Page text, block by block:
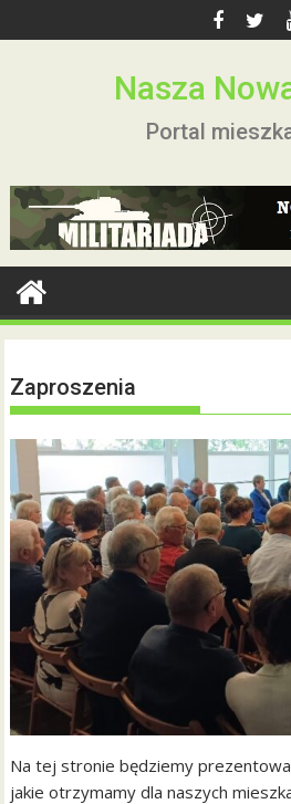
to
Nasza
Portal
Zaproszenia
Na tej stronie będziemy
jakie otrzymamy dla naszych